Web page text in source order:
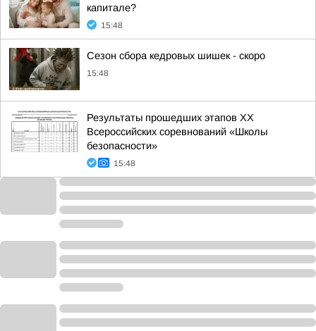
капитале?
15:48
Сезон сбора кедровых шишек - скоро
15:48
Результаты прошедших этапов ХХ
Всероссийских соревнований «Школы
безопасности»
15:48